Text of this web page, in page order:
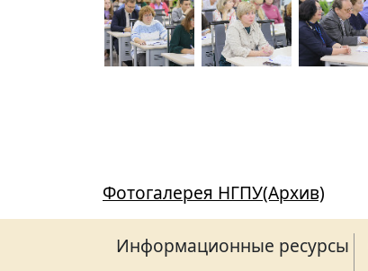
Фотогалерея НГПУ(Архив)
Информационные ресурсы